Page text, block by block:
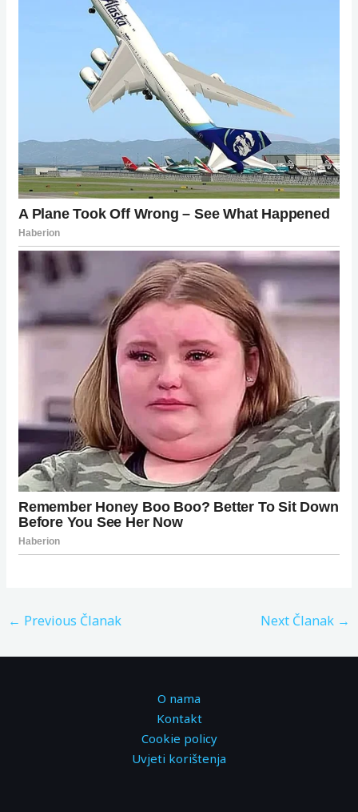
← Previous Članak Next Članak →
O nama
Kontakt
Cookie policy
Uvjeti korištenja